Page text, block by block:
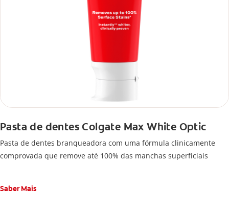
Pasta de dentes Colgate Max White Optic
Pasta de dentes branqueadora com uma fórmula clinicamente
comprovada que remove até 100% das manchas superficiais
Saber Mais